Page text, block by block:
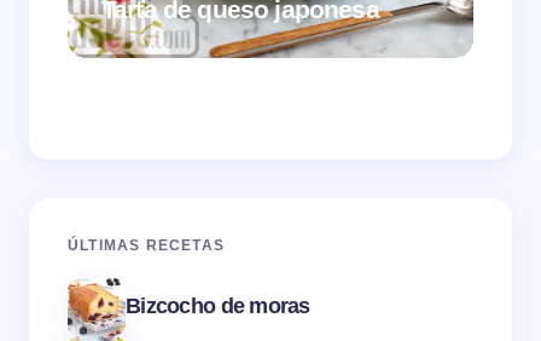
Tarta de queso japonesa
ÚLTIMAS RECETAS
Bizcocho de moras